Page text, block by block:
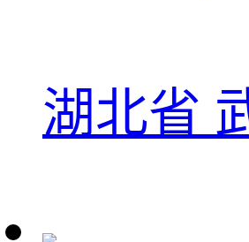
湖北省